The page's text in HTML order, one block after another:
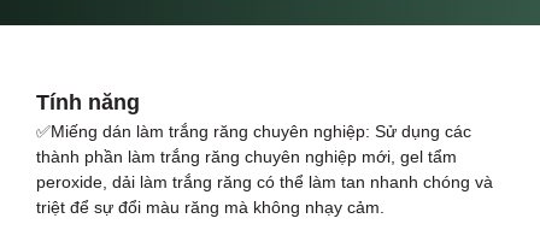
Tính năng
✅Miếng dán làm trắng răng chuyên nghiệp: Sử dụng các
thành phần làm trắng răng chuyên nghiệp mới, gel tẩm
peroxide, dải làm trắng răng có thể làm tan nhanh chóng và
triệt để sự đổi màu răng mà không nhạy cảm.